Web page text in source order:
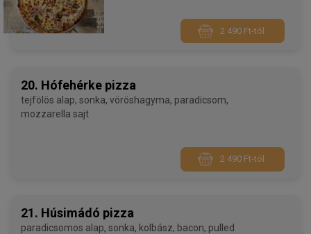
2 490 Ft-tól
20. Hófehérke pizza
tejfölös alap, sonka, vöröshagyma, paradicsom,
mozzarella sajt
2 490 Ft-tól
21. Húsimádó pizza
paradicsomos alap, sonka, kolbász, bacon, pulled